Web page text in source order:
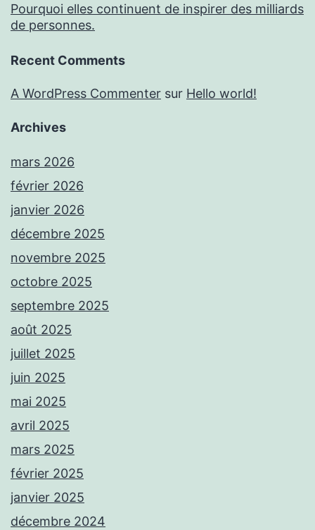
Pourquoi elles continuent de inspirer des milliards
de personnes.
Recent Comments
A WordPress Commenter sur Hello world!
Archives
mars 2026
février 2026
janvier 2026
décembre 2025
novembre 2025
octobre 2025
septembre 2025
août 2025
juillet 2025
juin 2025
mai 2025
avril 2025
mars 2025
février 2025
janvier 2025
décembre 2024